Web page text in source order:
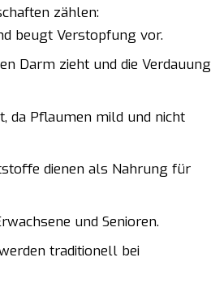
zählen:
beugt Verstopfung vor.
Darm zieht und die Verdauung
da Pflaumen mild und nicht
dienen als Nahrung für
und Senioren.
traditionell bei